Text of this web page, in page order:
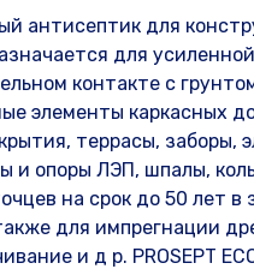
антисептик для
для
контакте с
элементы каркасных
террасы,
и опоры ЛЭП, шпалы,
на срок до 50 лет
для импрегнации
и д р. PROSEPT